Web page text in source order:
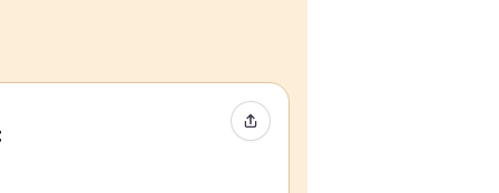
Event teilen